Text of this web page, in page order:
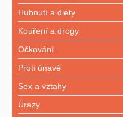
Hubnutí a diety
Kouření a drogy
Očkování
Proti únavě
Sex a vztahy
Úrazy